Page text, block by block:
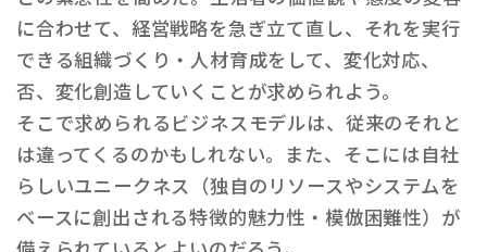
に合わせて、経営戦略を急ぎ立て直し、それを実行
できる組織づくり・人材育成をして、変化対応、
否、変化創造していくことが求められよう。
そこで求められるビジネスモデルは、従来のそれと
は違ってくるのかもしれない。また、そこには自社
らしいユニークネス（独自のリソースやシステムを
ベースに創出される特徴的魅力性・模倣困難性）が